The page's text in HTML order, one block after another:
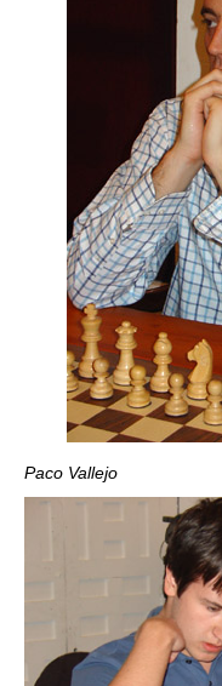
Paco Vallejo